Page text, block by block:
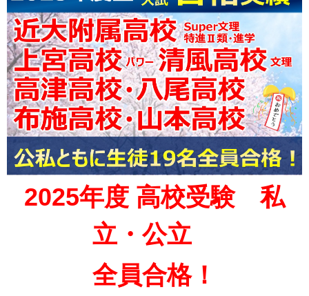
2025年度 高校受験 私
立・公立
全員合格！